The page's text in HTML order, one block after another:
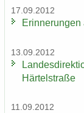
17.09.2012
13.09.2012
Här­tel­stra­ße
11.09.2012